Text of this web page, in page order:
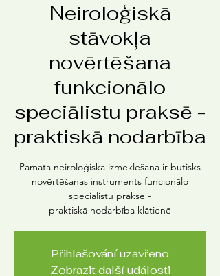
Neiroloģiskā
stāvokļa
novērtēšana
funkcionālo
speciālistu praksē -
praktiskā nodarbība
Pamata neiroloģiskā izmeklēšana ir būtisks
novērtēšanas instruments funcionālo
speciālistu praksē -
praktiskā nodarbība klātienē
Přihlašování uzavřeno
Zobrazit další události